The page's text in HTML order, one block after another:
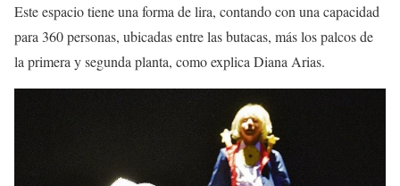
Este espacio tiene una forma de lira, contando con una capacidad
para 360 personas, ubicadas entre las butacas, más los palcos de
la primera y segunda planta, como explica Diana Arias.